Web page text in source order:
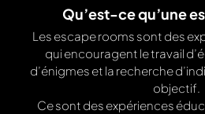
Qu’est-ce qu’une
Les escape rooms sont des
qui encouragent le travail
d’énigmes et la recherche
objectif.
Ce sont des expériences